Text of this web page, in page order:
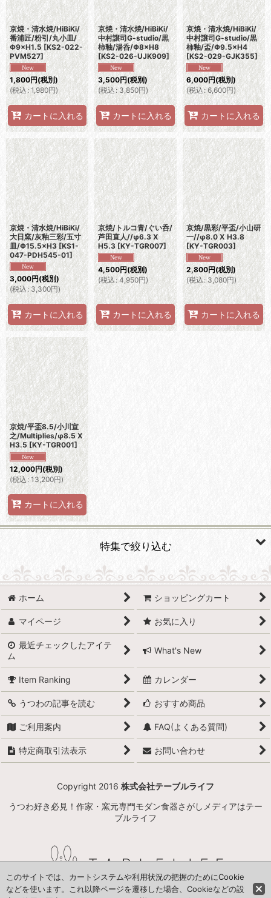
京焼・清水焼/HiBiKi/
番浦匠/粉引/丸小皿/
Φ9×H1.5 [KS2-022-
PVM527]
1,800円(税別)
(税込: 1,980円)
カートに入れる
京焼・清水焼/HiBiKi/
中村譲司G-studio/黒
柿釉/湯呑/Φ8×H8
[KS2-026-UJK909]
3,500円(税別)
(税込: 3,850円)
カートに入れる
京焼・清水焼/HiBiKi/
中村譲司G-studio/黒
柿釉/盃/Φ9.5×H4
[KS2-029-GJK355]
6,000円(税別)
(税込: 6,600円)
カートに入れる
京焼・清水焼/HiBiKi/
大日窯/灰釉三彩/五寸
皿/Φ15.5×H3 [KS1-
047-PDH545-01]
3,000円(税別)
(税込: 3,300円)
カートに入れる
京焼/トルコ青/ぐい呑/
芦田直人//φ6.3 X
H5.3 [KY-TGR007]
4,500円(税別)
(税込: 4,950円)
カートに入れる
京焼/黒彩/平盃/小山研
一//φ8.0 X H3.8
[KY-TGR003]
2,800円(税別)
(税込: 3,080円)
カートに入れる
京焼/平盃8.5/小川宣
之/Multiplies/φ8.5 X
H3.5 [KY-TGR001]
12,000円(税別)
(税込 : 13,200円)
カートに入れる
特集で絞り込む
有田焼
波佐見焼
萩焼
備前焼
丹波立杭焼
京焼
信楽焼
瀬戸焼
常滑焼
益子焼
ホーム ショッピングカート
マイページ お気に入り
最近チェックしたアイテ
ム
What's New
Item Ranking カレンダー
うつわの記事を読む おすすめ商品
ご利用案内 FAQ(よくある質問)
特定商取引法表示 お問い合わせ
Copyright 2016 株式会社テーブルライフ
うつわ好き必見！作家・窯元専門モダン食器さがしメディアはテー
ブルライフ
このサイトでは、カートシステムや利用状況の把握のためにCookie
などを使います。これ以降ページを遷移した場合、Cookieなどの設